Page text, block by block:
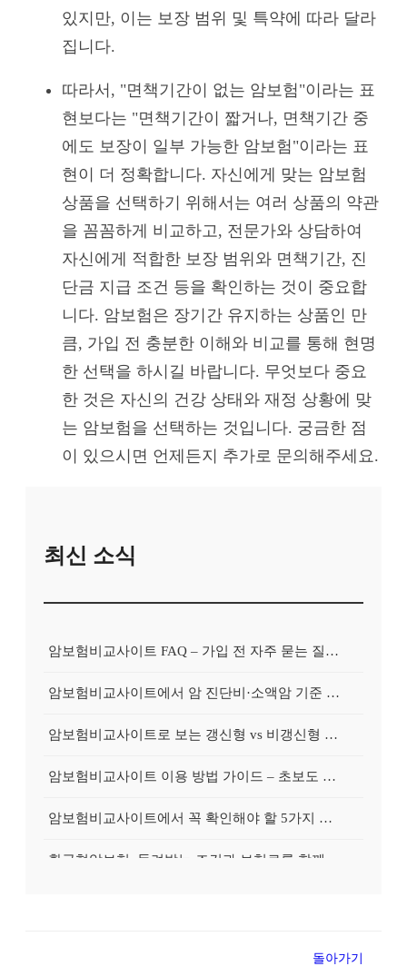
있지만, 이는 보장 범위 및 특약에 따라 달라
집니다.
따라서, "면책기간이 없는 암보험"이라는 표
현보다는 "면책기간이 짧거나, 면책기간 중
에도 보장이 일부 가능한 암보험"이라는 표
현이 더 정확합니다. 자신에게 맞는 암보험
상품을 선택하기 위해서는 여러 상품의 약관
을 꼼꼼하게 비교하고, 전문가와 상담하여
자신에게 적합한 보장 범위와 면책기간, 진
단금 지급 조건 등을 확인하는 것이 중요합
니다. 암보험은 장기간 유지하는 상품인 만
큼, 가입 전 충분한 이해와 비교를 통해 현명
한 선택을 하시길 바랍니다. 무엇보다 중요
한 것은 자신의 건강 상태와 재정 상황에 맞
는 암보험을 선택하는 것입니다. 궁금한 점
이 있으시면 언제든지 추가로 문의해주세요.
최신 소식
암보험비교사이트 FAQ – 가입 전 자주 묻는 질문 정리
암보험비교사이트에서 암 진단비·소액암 기준 제대로 비교하기
암보험비교사이트로 보는 갱신형 vs 비갱신형 암보험 차이
암보험비교사이트 이용 방법 가이드 – 초보도 쉽게 비교하는 순서
암보험비교사이트에서 꼭 확인해야 할 5가지 비교 포인트
돌아가기